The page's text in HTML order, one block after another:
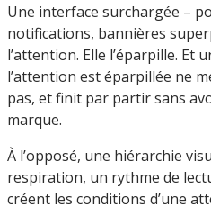
Une interface surchargée –
notifications, bannières
l’attention. Elle l’éparpille. Et
l’attention est éparpillée ne
pas, et finit par partir sans
marque.
À l’opposé, une hiérarchie
respiration, un rythme de
créent les conditions d’une